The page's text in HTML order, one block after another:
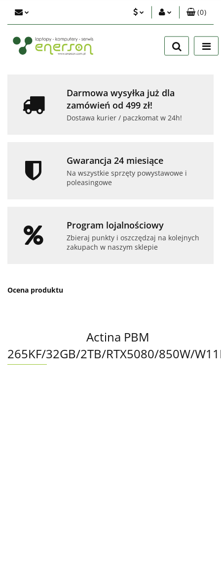
Zaloguj się
Zarejestruj się
(0)
Darmowa wysyłka już dla
zamówień od 499 zł!
Dostawa kurier / paczkomat w 24h!
Gwarancja 24 miesiące
Na wszystkie sprzęty powystawowe i
poleasingowe
Program lojalnościowy
Zbieraj punkty i oszczędzaj na kolejnych
zakupach w naszym sklepie
Ocena produktu
Actina PBM
265KF/32GB/2TB/RTX5080/850W/